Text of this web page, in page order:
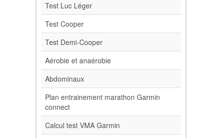
Test Luc Léger
Test Cooper
Test Demi-Cooper
Aérobie et anaérobie
Abdominaux
Plan entrainement marathon Garmin
connect
Calcul test VMA Garmin